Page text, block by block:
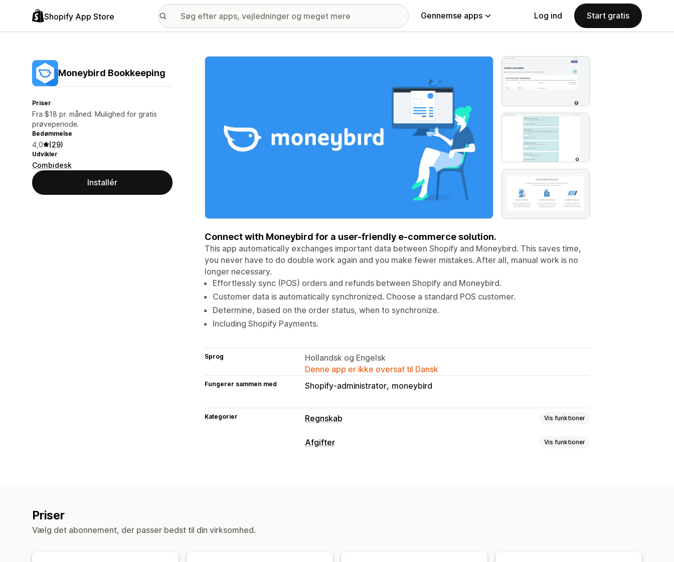
Shopify App Store Gennemse apps Log ind Start gratis
Moneybird Bookkeeping
Priser
Fra $18 pr. måned. Mulighed for gratis
prøveperiode.
Bedømmelse
4,0 (29)
Udvikler
Combidesk
Installér
Galleri med udvalgte billeder
Connect with Moneybird for a user-friendly e-commerce solution.
This app automatically exchanges important data between Shopify and Moneybird. This saves time,
you never have to do double work again and you make fewer mistakes. After all, manual work is no
longer necessary.
Effortlessly sync (POS) orders and refunds between Shopify and Moneybird.
Customer data is automatically synchronized. Choose a standard POS customer.
Determine, based on the order status, when to synchronize.
Including Shopify Payments.
Sprog
Hollandsk og Engelsk
Denne app er ikke oversat til Dansk
Fungerer sammen med Shopify-administrator moneybird
Kategorier Regnskab Vis funktioner
Regnskabsrapporter
Afgifter Vis funktioner
Priser
Vælg det abonnement, der passer bedst til din virksomhed.